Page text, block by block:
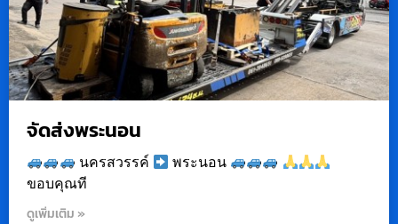
จัดส่งพระนอน
นครสวรรค์
พระนอน
ขอบคุณที
ดูเพิ่มเติม »